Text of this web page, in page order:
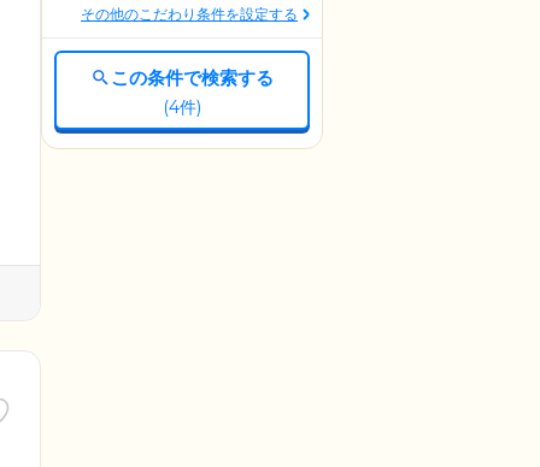
その他のこだわり条件を設定する
この条件で検索する
(4件)